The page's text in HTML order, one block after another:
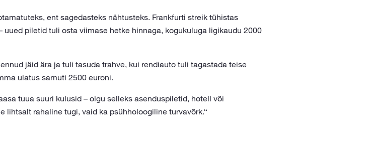
ent sagedasteks nähtusteks. Frankfurti streik tühistas
piletid tuli osta viimase hetke hinnaga, kogukuluga ligikaudu 2000
jäid ära ja tuli tasuda trahve, kui rendiauto tuli tagastada teise
ulatus samuti 2500 euroni.
tuua suuri kulusid – olgu selleks asenduspiletid, hotell või
lihtsalt rahaline tugi, vaid ka psühholoogiline turvavõrk.“